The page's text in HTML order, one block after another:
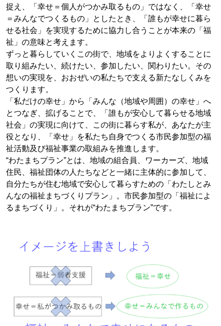
捉え、「幸せ＝個人がつかみ取るもの」ではなく、「幸せ
＝みんなでつくるもの」としたとき、「誰もが幸せに暮ら
せる社会」を実現するために協力し合うことが本来の「福
祉」の意味と考えます。
ずっと暮らしていくこの街で、地域をよりよくすることに
取り組みたい、続けたい、参加したい、関わりたい。その
想いの実現を、おおぜいの私たちで支える新たなしくみを
つくります。
「私だけの幸せ」から「みんな（地域や周囲）の幸せ」へ
とつなぎ、拡げることで、「誰もが安心して暮らせる地域
社会」の実現に向けて、この街に暮らす私が、あなたが主
役となり、「幸せ」を私たち自身でつくる市民参加型の福
祉活動及び福祉事業の取組みを推進します。
“わたまちプラン”とは、地域の組合員、ワーカーズ、地域
住民、福祉団体の人たちなどと一緒に主体的に参加して、
自分たちが住む地域で安心して暮らすための「わたしとみ
んなの福祉まちづくりプラン」。市民参加型の「福祉によ
るまちづくり」。それが“わたまちプラン”です。